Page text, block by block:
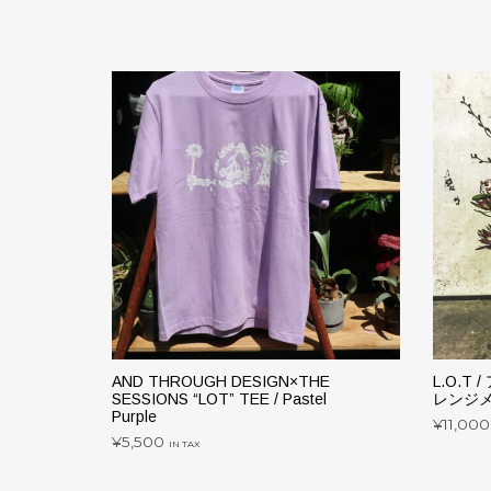
AND THROUGH DESIGN×THE
SESSIONS “LOT” TEE / Pastel
Purple
¥5,500 IN TAX
L.O.T /
レンジ
¥11,000